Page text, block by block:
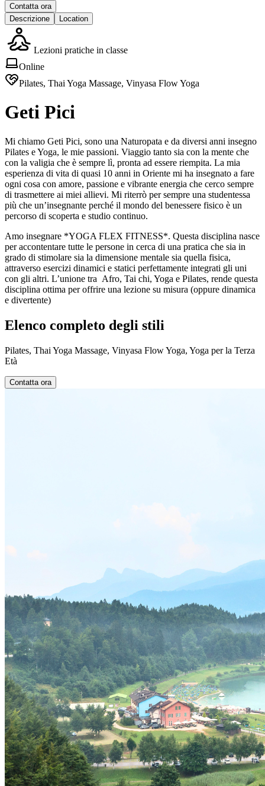
Contatta ora
Descrizione
Location
Lezioni pratiche in classe
Online
Pilates, Thai Yoga Massage, Vinyasa Flow Yoga
Geti Pici
Mi chiamo Geti Pici, sono una Naturopata e da diversi anni insegno
Pilates e Yoga, le mie passioni. Viaggio tanto sia con la mente che
con la valigia che è sempre lì, pronta ad essere riempita. La mia
esperienza di vita di quasi 10 anni in Oriente mi ha insegnato a fare
ogni cosa con amore, passione e vibrante energia che cerco sempre
di trasmettere ai miei allievi. Mi riterrò per sempre una studentessa
più che un’insegnante perché il mondo del benessere fisico è un
percorso di scoperta e studio continuo.
Amo insegnare *YOGA FLEX FITNESS*. Questa disciplina nasce
per accontentare tutte le persone in cerca di una pratica che sia in
grado di stimolare sia la dimensione mentale sia quella fisica,
attraverso esercizi dinamici e statici perfettamente integrati gli uni
con gli altri. L’unione tra Afro, Tai chi, Yoga e Pilates, rende questa
disciplina ottima per offrire una lezione su misura (oppure dinamica
e divertente)
Elenco completo degli stili
Pilates, Thai Yoga Massage, Vinyasa Flow Yoga, Yoga per la Terza
Età
Contatta ora